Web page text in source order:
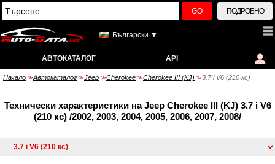
GO ПОДРОБНО
Български ▼
АВТОКАТАЛОГ API
Начало >> Автокаталог >> Jeep >> Cherokee >> Cherokee III (KJ) >> 3.7 i V6 (210 кс)
Технически характеристики на Jeep Cherokee III (KJ) 3.7 i V6
(210 кс) /2002, 2003, 2004, 2005, 2006, 2007, 2008/